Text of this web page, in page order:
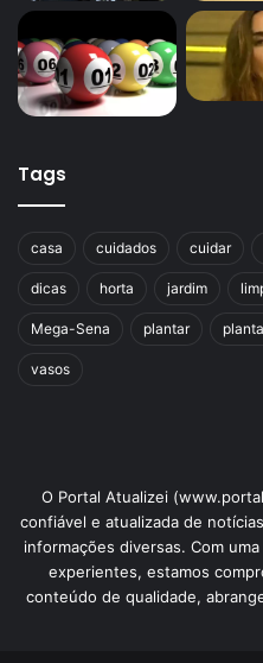
Tags
casa cuidados cuidar
dicas horta jardim
Mega-Sena plantar
vasos
O Portal Atualizei
confiável e atualizada de
informações diversas. Com
experientes, estamos
conteúdo de qualidade,